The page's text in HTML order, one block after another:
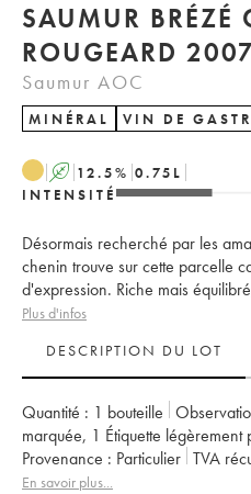
SAUMUR BRÉZÉ
ROUGEARD
Saumur AOC
MINÉRAL VIN DE
A 12.5% 0.75 L
INTENSITÉ
Désormais recherché par les
chenin trouve sur cette parcelle
d'expression. Riche mais
Plus d'infos
DESCRIPTION DU LOT
Quantité : 1 bouteille
marquée, 1 Étiquette légèrement
Provenance : particulier TVA
Région :
Vallée de la Loire
En savoir plus...